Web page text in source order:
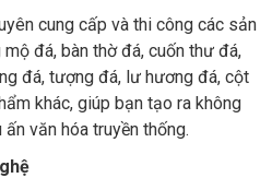
cung cấp và thi công các sản
đá, bàn thờ đá, cuốn thư đá,
đá, tượng đá, lư hương đá, cột
khác, giúp bạn tạo ra không
văn hóa truyền thống.